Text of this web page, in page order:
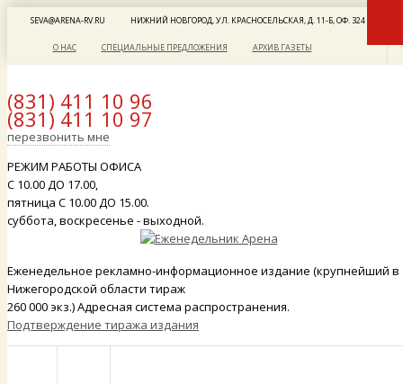
SEVA@ARENA-RV.RU НИЖНИЙ НОВГОРОД, УЛ. КРАСНОСЕЛЬСКАЯ, Д. 11-Б, ОФ. 324
О НАС СПЕЦИАЛЬНЫЕ ПРЕДЛОЖЕНИЯ АРХИВ ГАЗЕТЫ
x
(831) 411 10 96
(831) 411 10 97
перезвонить мне
РЕЖИМ РАБОТЫ ОФИСА
С 10.00 ДО 17.00,
пятница С 10.00 ДО 15.00.
суббота, воскресенье - выходной.
Еженедельное рекламно-информационное издание (крупнейший в
Нижегородской области тираж
260 000 экз.) Адресная система распространения.
Подтверждение тиража издания